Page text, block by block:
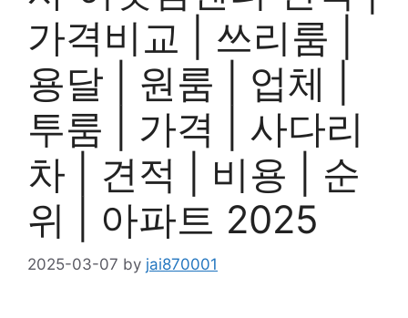
가격비교 | 쓰리룸 |
용달 | 원룸 | 업체 |
투룸 | 가격 | 사다리
차 | 견적 | 비용 | 순
위 | 아파트 2025
2025-03-07 by jai870001